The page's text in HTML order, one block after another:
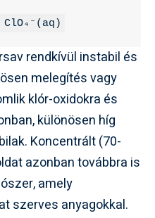
rendkívül instabil és
melegítés vagy
klór-oxidokra és
különösen híg
Koncentrált (70-
azonban továbbra is
amely
szerves anyagokkal.